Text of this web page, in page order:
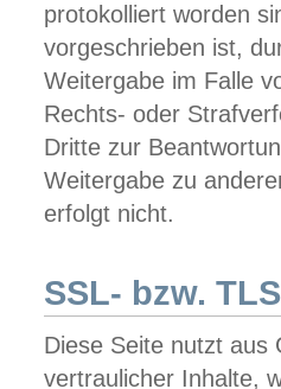
protokolliert worden
vorgeschrieben ist,
Weitergabe im Falle
Rechts- oder
Dritte zur
Weitergabe zu
erfolgt nicht.
SSL- bzw.
Diese Seite nutzt aus
vertraulicher Inhalte,